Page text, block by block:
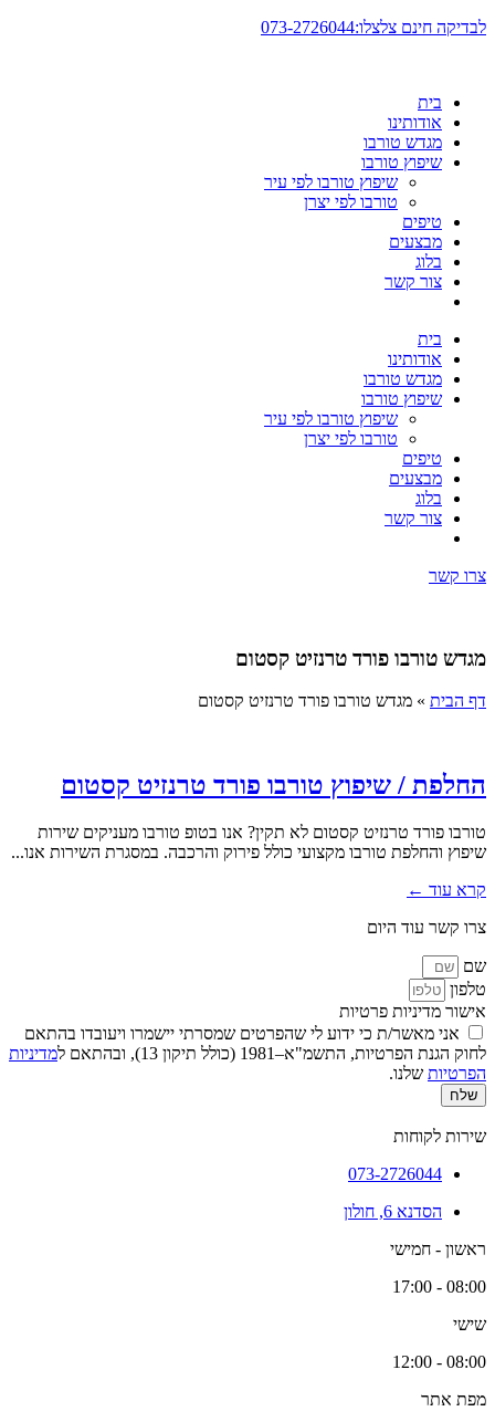
דלג
לבדיקה חינם צלצלו:073-2726044
בית
אודותינו
מגדש טורבו
שיפוץ טורבו
שיפוץ טורבו לפי עיר
טורבו לפי יצרן
טיפים
מבצעים
בלוג
צור קשר
בית
אודותינו
מגדש טורבו
שיפוץ טורבו
שיפוץ טורבו לפי עיר
טורבו לפי יצרן
טיפים
מבצעים
בלוג
צור קשר
צרו קשר
מגדש טורבו פורד טרנזיט קסטום
דף הבית » מגדש טורבו פורד טרנזיט קסטום
החלפת / שיפוץ טורבו פורד טרנזיט קסטום
טורבו פורד טרנזיט קסטום לא תקין? אנו בטופ טורבו מעניקים שירות
שיפוץ והחלפת טורבו מקצועי כולל פירוק והרכבה. במסגרת השירות אנו...
קרא עוד ←
צרו קשר עוד היום
שם
טלפון
אישור מדיניות פרטיות
אני מאשר/ת כי ידוע לי שהפרטים שמסרתי יישמרו ויעובדו בהתאם
לחוק הגנת הפרטיות, התשמ"א–1981 (כולל תיקון 13), ובהתאם ל
מדיניות
הפרטיות שלנו.
שלח
שירות לקוחות
073-2726044
הסדנא 6, חולון
ראשון - חמישי
08:00 - 17:00
שישי
08:00 - 12:00
מפת אתר